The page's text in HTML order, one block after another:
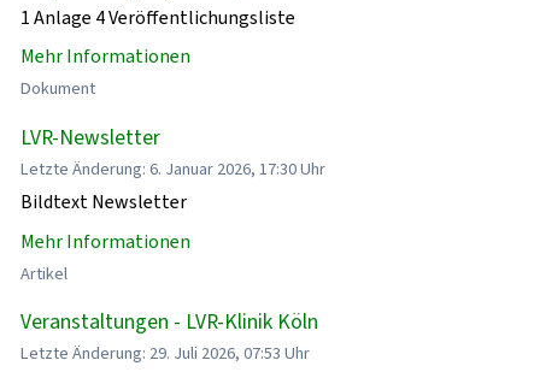
1 Anlage 4 Veröffentlichungsliste
Mehr Informationen
Dokument
LVR-Newsletter
Letzte Änderung: 6. Januar 2026, 17:30 Uhr
Bildtext Newsletter
Mehr Informationen
Artikel
Veranstaltungen - LVR-Klinik Köln
Letzte Änderung: 29. Juli 2026, 07:53 Uhr